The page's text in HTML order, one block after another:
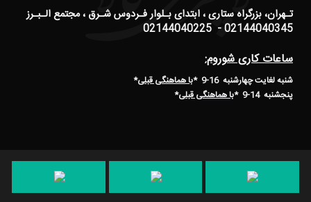
تـهران، بزرگراه ستاری ، ابتدای بـلوار فـردوس شـرق ، مجتمع الـبـرز
02144040345 - 02144040225
ساعات کاری شوروم:
شنبه لغایت چهارشنبه 16-9 * با هماهنگی قبلی*
پنجشنبه 14-9
*با هماهنگی قبلی*